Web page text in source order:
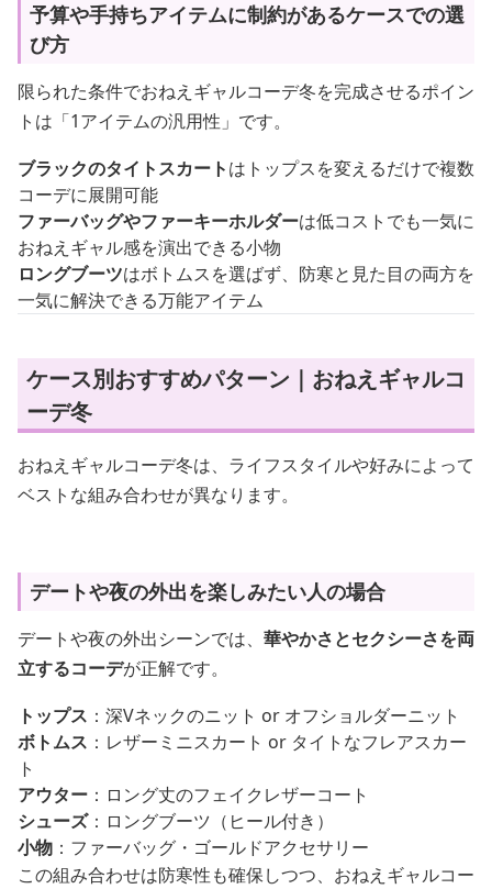
予算や手持ちアイテムに制約があるケースでの選
び方
限られた条件でおねえギャルコーデ冬を完成させるポイン
トは「1アイテムの汎用性」です。
ブラックのタイトスカートはトップスを変えるだけで複数
コーデに展開可能
ファーバッグやファーキーホルダーは低コストでも一気に
おねえギャル感を演出できる小物
ロングブーツはボトムスを選ばず、防寒と見た目の両方を
一気に解決できる万能アイテム
ケース別おすすめパターン｜おねえギャルコ
ーデ冬
おねえギャルコーデ冬は、ライフスタイルや好みによって
ベストな組み合わせが異なります。
デートや夜の外出を楽しみたい人の場合
デートや夜の外出シーンでは、 華やかさとセクシーさを両
立するコーデが正解です。
トップス ：深Vネックのニット or オフショルダーニット
ボトムス ：レザーミニスカート or タイトなフレアスカー
ト
アウター ：ロング丈のフェイクレザーコート
シューズ：ロングブーツ（ヒール付き）
小物 ：ファーバッグ・ゴールドアクセサリー
この組み合わせは防寒性も確保しつつ、おねえギャルコー